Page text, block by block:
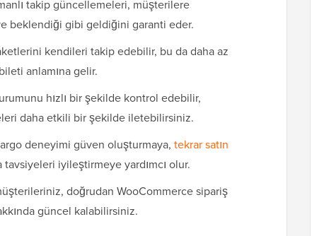
takip güncellemeleri, müşterilere
beklendiği gibi geldiğini garanti eder.
kendileri takip edebilir, bu da daha az
anlamına gelir.
hızlı bir şekilde kontrol edebilir,
daha etkili bir şekilde iletebilirsiniz.
deneyimi güven oluşturmaya, tekrar satın
iyileştirmeye yardımcı olur.
doğrudan WooCommerce sipariş
güncel kalabilirsiniz.